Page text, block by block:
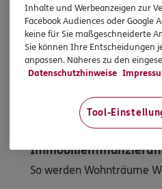
So werden Wohnträume
Inhalte und Werbeanzeigen zur
Facebook Audiences oder Google
keine für Sie maßgeschneiderte
Sie können Ihre Entscheidungen
anpassen. Näheres zu den
Datenschutzhinweise
Tool-